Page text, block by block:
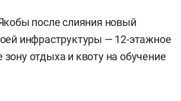
после слияния новый
инфраструктуры — 12-этажное
отдыха и квоту на обучение